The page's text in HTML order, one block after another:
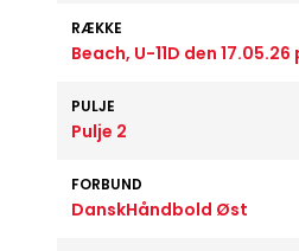
RÆKKE
Beach, U-11D den
PULJE
Pulje 2
FORBUND
DanskHåndbold Øst